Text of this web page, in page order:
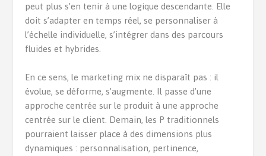
peut plus s’en tenir à une logique descendante. Elle
doit s’adapter en temps réel, se personnaliser à
l’échelle individuelle, s’intégrer dans des parcours
fluides et hybrides.
En ce sens, le marketing mix ne disparaît pas : il
évolue, se déforme, s’augmente. Il passe d’une
approche centrée sur le produit à une approche
centrée sur le client. Demain, les P traditionnels
pourraient laisser place à des dimensions plus
dynamiques : personnalisation, pertinence,